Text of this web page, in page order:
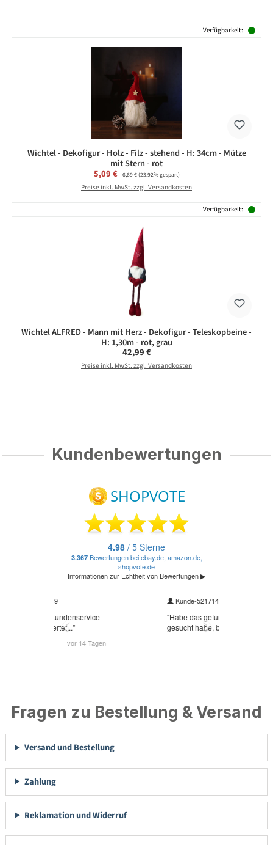
Verfügbarkeit:
Wichtel - Dekofigur - Holz - Filz - stehend - H: 34cm - Mütze
mit Stern - rot
Verkaufspreis:
5,09 € Regulärer Preis:
6,69 €(23.92% gespart)
Preise inkl. MwSt. zzgl. Versandkosten
Verfügbarkeit:
Wichtel ALFRED - Mann mit Herz - Dekofigur - Teleskopbeine -
H: 1,30m - rot, grau
Regulärer Preis:
42,99 €
Preise inkl. MwSt. zzgl. Versandkosten
Kundenbewertungen
Fragen zu Bestellung & Versand
Versand und Bestellung
Zahlung
Reklamation und Widerruf